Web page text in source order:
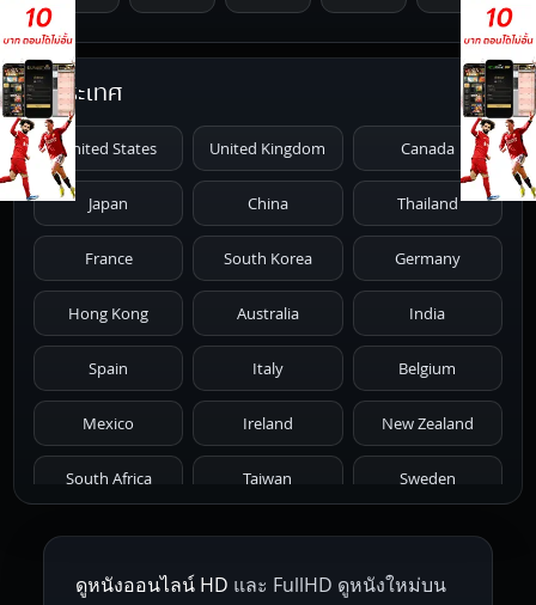
1996 1995 1994 1993 1992
1991 1987
1986 1985 1984 1983 1982
1981 1980 1979 1978 1977
1976 1975 1974 1973 1972
1971 1970 1969 1968 1967
1966 1965 1964 1963 1962
1959 1955
1945 1942 1941 1940 1939
ประเทศ
United States United Kingdom Canada
Japan China Thailand
France South Korea Germany
Hong Kong Australia India
Spain Italy Belgium
Mexico Ireland New Zealand
South Africa Taiwan Sweden
Netherlands Russia Poland
Hungary Denmark Bulgaria
ดูหนังออนไลน์ HD และ FullHD ดูหนังใหม่บน